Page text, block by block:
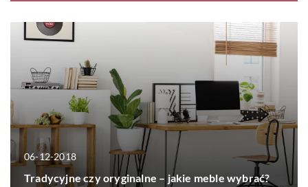
06-12-2018
Tradycyjne czy oryginalne – jakie meble wybrać?